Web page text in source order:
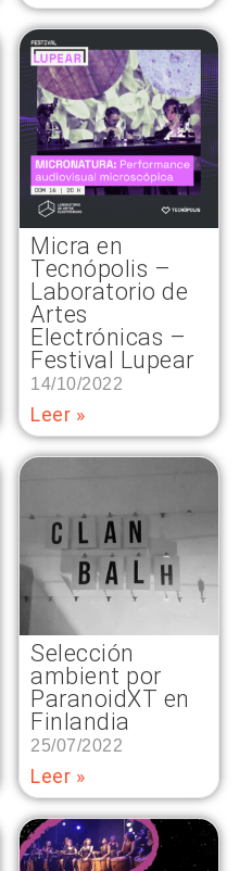
Micra en
Tecnópolis –
Laboratorio de
Artes
Electrónicas –
Festival Lupear
14/10/2022
Leer »
Selección
ambient por
ParanoidXT en
Finlandia
25/07/2022
Leer »